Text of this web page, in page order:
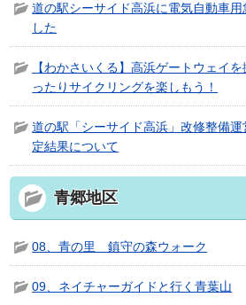
道の駅シーサイド高浜に電気自動車用
した
【わかさいくる】高浜ゲートウェイ
ったりサイクリングを楽しもう！
道の駅「シーサイド高浜」改修整備
定結果について
青郷地区
08、青の里 鎮守の森ウォーク
09、ネイチャーガイドと行く青葉山